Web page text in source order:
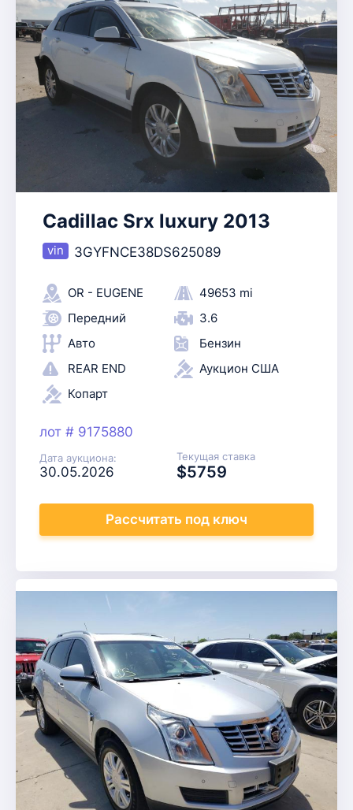
Cadillac Srx luxury 2013
3GYFNCE38DS625089
OR - EUGENE
49653 mi
Передний
3.6
Авто
Бензин
REAR END
Аукцион США
Копарт
лот # 9175880
Дата аукциона:
30.05.2026
Текущая ставка
$5759
Рассчитать под ключ